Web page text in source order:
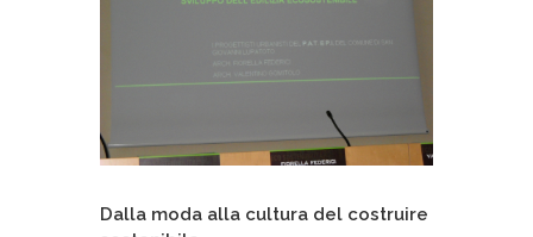
Dalla moda alla cultura del costruire